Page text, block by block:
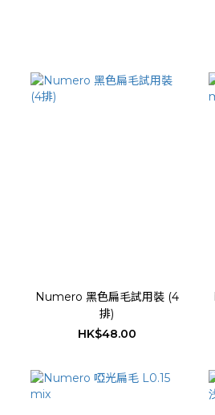
Numero 黑色扁毛試用裝 (4
排)
HK$48.00